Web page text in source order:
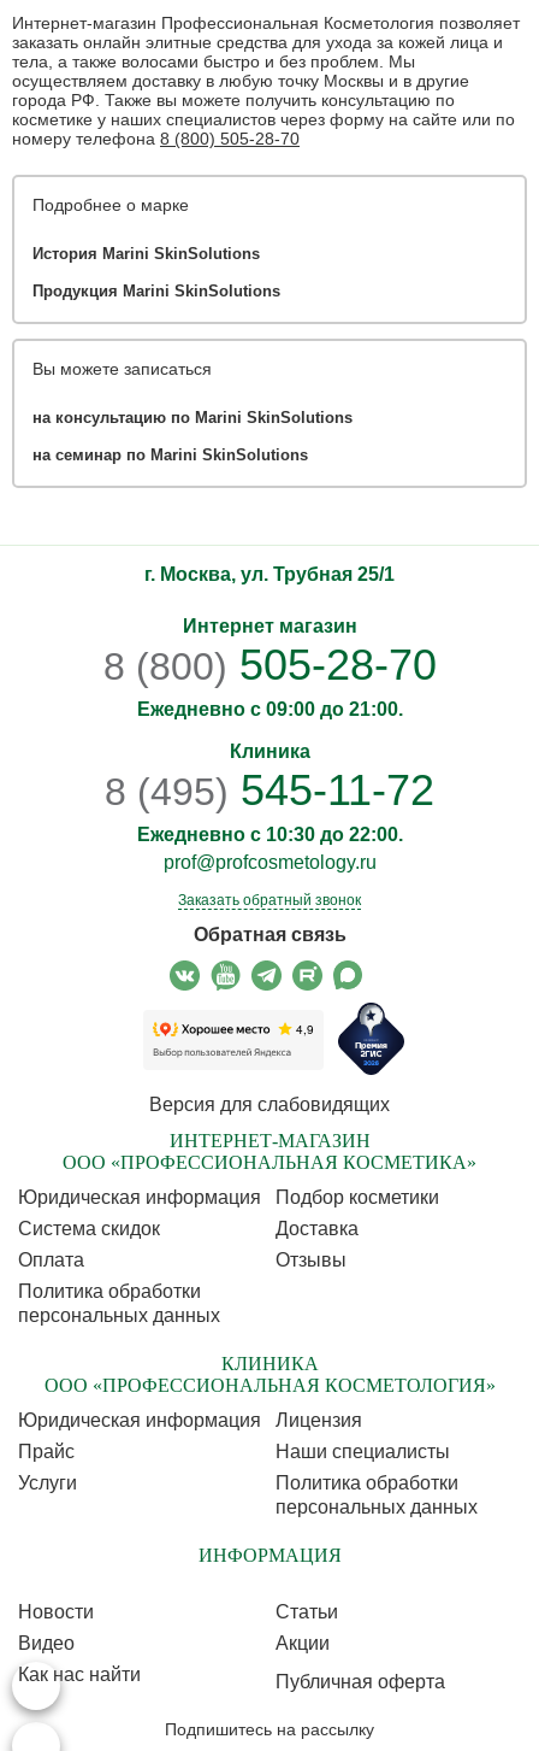
Интернет-магазин Профессиональная Косметология позволяет
заказать онлайн элитные средства для ухода за кожей лица и
тела, а также волосами быстро и без проблем. Мы
осуществляем доставку в любую точку Москвы и в другие
города РФ. Также вы можете получить консультацию по
косметике у наших специалистов через форму на сайте или по
номеру телефона 8 (800) 505-28-70
Подробнее о марке
История Marini SkinSolutions
Продукция Marini SkinSolutions
Вы можете записаться
на консультацию по Marini SkinSolutions
на семинар по Marini SkinSolutions
г. Москва, ул. Трубная 25/1
Интернет магазин
8 (800) 505-28-70
Ежедневно с 09:00 до 21:00.
Клиника
8 (495) 545-11-72
Ежедневно с 10:30 до 22:00.
prof@profcosmetology.ru
Заказать обратный звонок
Обратная связь
Версия для слабовидящих
ИНТЕРНЕТ-МАГАЗИН
ООО «ПРОФЕССИОНАЛЬНАЯ КОСМЕТИКА»
Юридическая информация
Подбор косметики
Cистема скидок
Доставка
Оплата
Отзывы
Политика обработки
персональных данных
КЛИНИКА
ООО «ПРОФЕССИОНАЛЬНАЯ КОСМЕТОЛОГИЯ»
Юридическая информация
Лицензия
Прайс
Наши специалисты
Услуги
Политика обработки
персональных данных
ИНФОРМАЦИЯ
Новости
Статьи
Видео
Акции
Как нас найти
Публичная оферта
Подпишитесь на рассылку